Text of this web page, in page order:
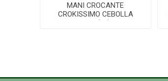
MANI CROCANTE
CROKISSIMO CEBOLLA
150G(24)